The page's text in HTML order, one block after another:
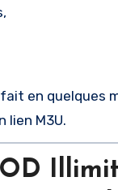
en quelques
lien M3U.